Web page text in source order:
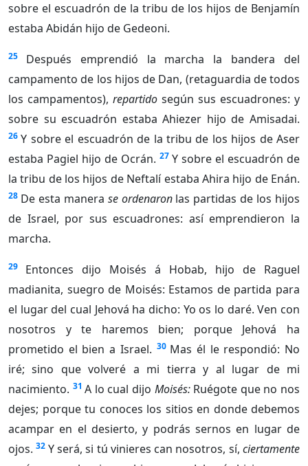
sobre el escuadrón de la tribu de los hijos de Benjamín
estaba Abidán hijo de Gedeoni.
25
Después emprendió la marcha la bandera del
campamento de los hijos de Dan, (retaguardia de todos
los campamentos), repartido según sus escuadrones: y
sobre su escuadrón estaba Ahiezer hijo de Amisadai.
26 Y sobre el escuadrón de la tribu de los hijos de Aser
estaba Pagiel hijo de Ocrán. 27 Y sobre el escuadrón de
la tribu de los hijos de Neftalí estaba Ahira hijo de Enán.
28 De esta manera se ordenaronlas partidas de los hijos
de Israel, por sus escuadrones: así emprendieron la
marcha.
29
Entonces dijo Moisés á Hobab, hijo de Raguel
madianita, suegro de Moisés: Estamos de partida para
el lugar del cual Jehová ha dicho: Yo os lo daré. Ven con
nosotros y te haremos bien; porque Jehová ha
prometido el bien a Israel. 30 Mas él le respondió: No
iré; sino que volveré a mi tierra y al lugar de mi
nacimiento. 31 A lo cual dijo Moisés:Ruégote que no nos
dejes; porque tu conoces los sitios en donde debemos
acampar en el desierto, y podrás sernos en lugar de
ojos. 32 Y será, si tú vinieres can nosotros, sí,ciertamente